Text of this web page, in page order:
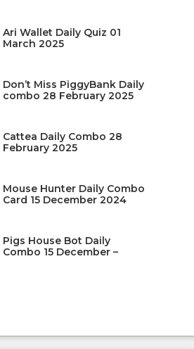
Ari Wallet Daily Quiz 01
March 2025
Don’t Miss PiggyBank Daily
combo 28 February 2025
Cattea Daily Combo 28
February 2025
Mouse Hunter Daily Combo
Card 15 December 2024
Pigs House Bot Daily
Combo 15 December –